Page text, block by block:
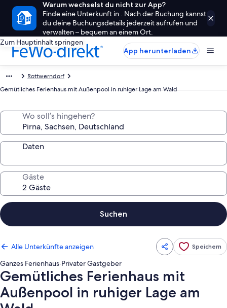
Warum wechselst du nicht zur App?
Finde eine Unterkunft in . Nach der Buchung kannst
du deine Buchungsdetails jederzeit aufrufen und
verwalten – bequem an einem Ort.
Zum Hauptinhalt springen
App herunterladen
Rottwerndorf
Gemütliches Ferienhaus mit Außenpool in ruhiger Lage am Wald
Wo soll’s hingehen?
Daten
Gäste
Suchen
Alle Unterkünfte anzeigen Speichern
Ganzes Ferienhaus·Privater Gastgeber
Gemütliches Ferienhaus mit
Außenpool in ruhiger Lage am